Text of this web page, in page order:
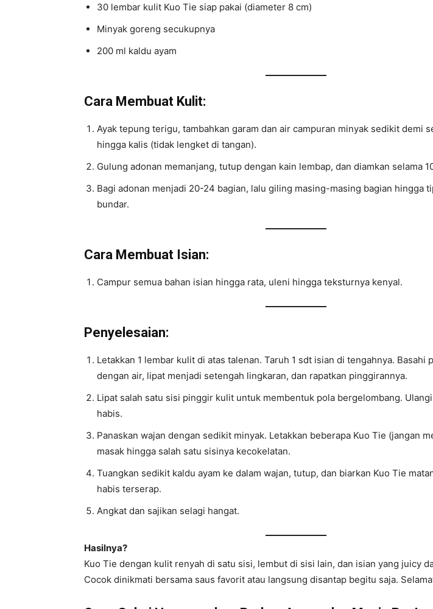
30 lembar kulit Kuo Tie siap pakai (diameter 8 cm)
Minyak goreng secukupnya
200 ml kaldu ayam
Cara Membuat Kulit:
Ayak tepung terigu, tambahkan garam dan air campuran minyak sedikit demi
hingga kalis (tidak lengket di tangan).
Gulung adonan memanjang, tutup dengan kain lembap, dan diamkan selama
Bagi adonan menjadi 20-24 bagian, lalu giling masing-masing bagian hingga
bundar.
Cara Membuat Isian:
Campur semua bahan isian hingga rata, uleni hingga teksturnya kenyal.
Penyelesaian:
Letakkan 1 lembar kulit di atas talenan. Taruh 1 sdt isian di tengahnya. Basahi
dengan air, lipat menjadi setengah lingkaran, dan rapatkan pinggirannya.
Lipat salah satu sisi pinggir kulit untuk membentuk pola bergelombang.
habis.
Panaskan wajan dengan sedikit minyak. Letakkan beberapa Kuo Tie (jangan
masak hingga salah satu sisinya kecokelatan.
Tuangkan sedikit kaldu ayam ke dalam wajan, tutup, dan biarkan Kuo Tie
habis terserap.
Angkat dan sajikan selagi hangat.
Hasilnya?
Kuo Tie dengan kulit renyah di satu sisi, lembut di sisi lain, dan isian yang juicy
Cocok dinikmati bersama saus favorit atau langsung disantap begitu saja.